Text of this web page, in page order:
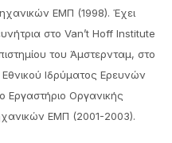
ΕΜΠ (1998). Έχει
στο Van’t Hoff Institute
του Άμστερνταμ, στο
Εθνικού Ιδρύματος Ερευνών
Εργαστήριο Οργανικής
ΕΜΠ (2001-2003).